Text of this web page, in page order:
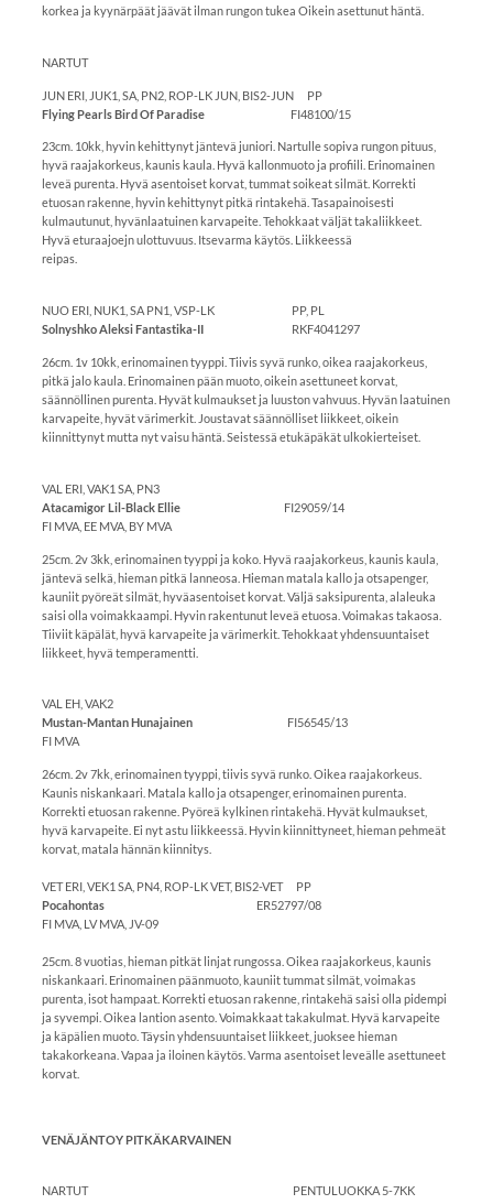
korkea ja kyynärpäät jäävät ilman rungon tukea Oikein asettunut häntä.
NARTUT
JUN ERI, JUK1, SA, PN2, ROP-LK JUN, BIS2-JUN PP
Flying Pearls Bird Of ParadiseFI48100/15
23cm. 10kk, hyvin kehittynyt jäntevä juniori. Nartulle sopiva rungon pituus,
hyvä raajakorkeus, kaunis kaula. Hyvä kallonmuoto ja profiili. Erinomainen
leveä purenta. Hyvä asentoiset korvat, tummat soikeat silmät. Korrekti
etuosan rakenne, hyvin kehittynyt pitkä rintakehä. Tasapainoisesti
kulmautunut, hyvänlaatuinen karvapeite. Tehokkaat väljät takaliikkeet.
Hyvä eturaajoejn ulottuvuus. Itsevarma käytös. Liikkeessä
reipas.
NUO ERI, NUK1, SA PN1, VSP-LK PP, PL
Solnyshko Aleksi Fantastika-IIRKF4041297
26cm. 1v 10kk, erinomainen tyyppi. Tiivis syvä runko, oikea raajakorkeus,
pitkä jalo kaula. Erinomainen pään muoto, oikein asettuneet korvat,
säännöllinen purenta. Hyvät kulmaukset ja luuston vahvuus. Hyvän laatuinen
karvapeite, hyvät värimerkit. Joustavat säännölliset liikkeet, oikein
kiinnittynyt mutta nyt vaisu häntä. Seistessä etukäpäkät ulkokierteiset.
VAL ERI, VAK1 SA, PN3
Atacamigor Lil-Black EllieFI29059/14
FI MVA, EE MVA, BY MVA
25cm. 2v 3kk, erinomainen tyyppi ja koko. Hyvä raajakorkeus, kaunis kaula,
jäntevä selkä, hieman pitkä lanneosa. Hieman matala kallo ja otsapenger,
kauniit pyöreät silmät, hyväasentoiset korvat. Väljä saksipurenta, alaleuka
saisi olla voimakkaampi. Hyvin rakentunut leveä etuosa. Voimakas takaosa.
Tiiviit käpälät, hyvä karvapeite ja värimerkit. Tehokkaat yhdensuuntaiset
liikkeet, hyvä temperamentti.
VAL EH, VAK2
Mustan-Mantan HunajainenFI56545/13
FI MVA
26cm. 2v 7kk, erinomainen tyyppi, tiivis syvä runko. Oikea raajakorkeus.
Kaunis niskankaari. Matala kallo ja otsapenger, erinomainen purenta.
Korrekti etuosan rakenne. Pyöreä kylkinen rintakehä. Hyvät kulmaukset,
hyvä karvapeite. Ei nyt astu liikkeessä. Hyvin kiinnittyneet, hieman pehmeät
korvat, matala hännän kiinnitys.
VET ERI, VEK1 SA, PN4, ROP-LK VET, BIS2-VET PP
PocahontasER52797/08
FI MVA, LV MVA, JV-09
25cm. 8 vuotias, hieman pitkät linjat rungossa. Oikea raajakorkeus, kaunis
niskankaari. Erinomainen päänmuoto, kauniit tummat silmät, voimakas
purenta, isot hampaat. Korrekti etuosan rakenne, rintakehä saisi olla pidempi
ja syvempi. Oikea lantion asento. Voimakkaat takakulmat. Hyvä karvapeite
ja käpälien muoto. Täysin yhdensuuntaiset liikkeet, juoksee hieman
takakorkeana. Vapaa ja iloinen käytös. Varma asentoiset leveälle asettuneet
korvat.
VENÄJÄNTOY PITKÄKARVAINEN
NARTUT PENTULUOKKA 5-7KK